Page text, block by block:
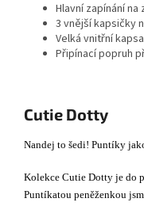
Hlavní zapínání na
3 vnější kapsičky
Velká vnitřní
Připínací popruh
Cutie Dotty
Nandej to šedi! Puntíky
Kolekce Cutie Dotty je do
Puntíkatou peněženkou